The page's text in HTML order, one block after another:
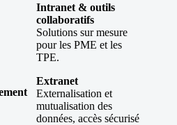
Intranet & outils
collaboratifs
Solutions sur mesure
pour les PME et les
TPE.
Extranet
Externalisation et
mutualisation des
données, accès sécurisé